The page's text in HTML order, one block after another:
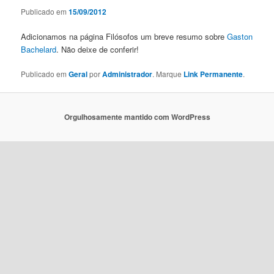
Publicado em15/09/2012
Adicionamos na página Filósofos um breve resumo sobreGaston
Bachelard. Não deixe de conferir!
Publicado emGeralporAdministrador. Marque Link Permanente.
Orgulhosamente mantido com WordPress